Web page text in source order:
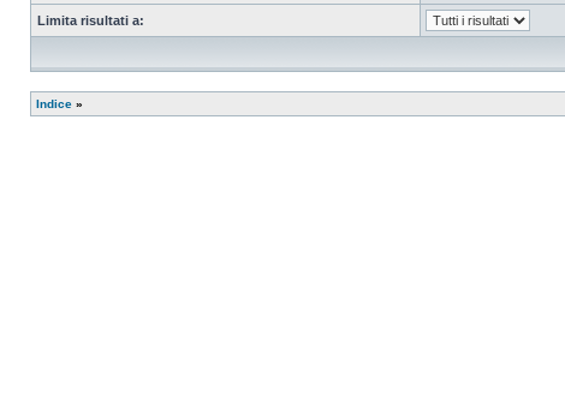
Limita risultati a:
Indice »